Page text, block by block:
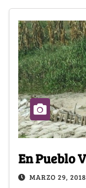
En Pueblo
MARZO 29, 2018